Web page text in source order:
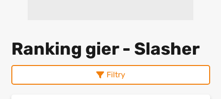
Ranking gier - Slasher
Filtry